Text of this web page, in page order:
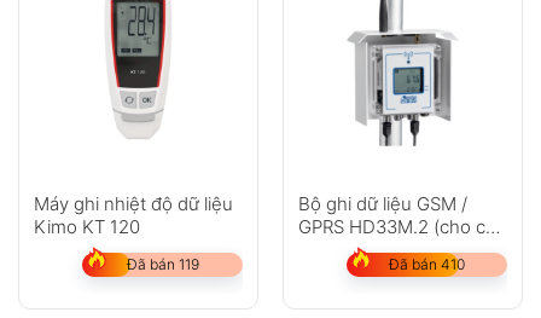
Máy ghi nhiệt độ dữ liệu
Kimo KT 120
Đã bán 119
Bộ ghi dữ liệu GSM /
GPRS HD33M.2 (cho các
trạm thời tiết)
Đã bán 410